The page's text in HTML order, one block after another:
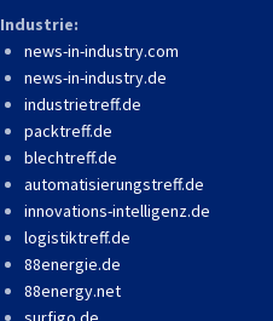
Industrie:
news-in-industry.com
news-in-industry.de
industrietreff.de
packtreff.de
blechtreff.de
automatisierungstreff.de
innovations-intelligenz.de
logistiktreff.de
88energie.de
88energy.net